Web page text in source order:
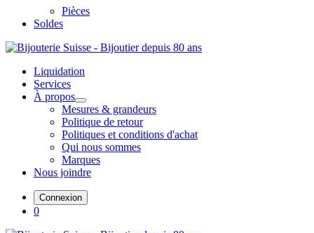
Pièces
Soldes
Liquidation
Services
À propos
Mesures & grandeurs
Politique de retour
Politiques et conditions d'achat
Qui nous sommes
Marques
Nous joindre
Connexion
0